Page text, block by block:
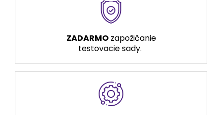
ZADARMOzapožičanie
testovacie sady.